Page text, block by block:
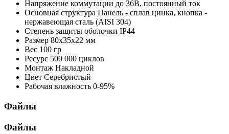
Напряжение коммутации до 36В, постоянный ток
Основная структура Панель - сплав цинка, кнопка -
нержавеющая сталь (AISI 304)
Степень защиты оболочки IP44
Размер 80х35х22 мм
Вес 100 гр
Ресурс 500 000 циклов
Монтаж Накладной
Цвет Серебристый
Рабочая влажность 0-95%
Файлы
Файлы